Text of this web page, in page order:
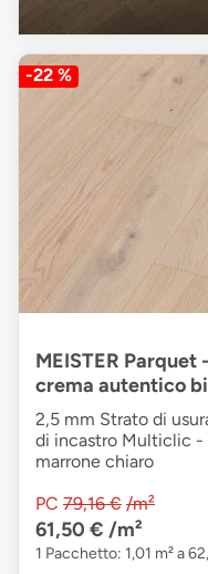
-22 %
MEISTER
crema autentico
2,5 mm Strato di
di incastro Multiclic -
marrone chiaro
PC 79,16 € /m²
61,50 € /m²
1 Pacchetto: 1,01 m² a